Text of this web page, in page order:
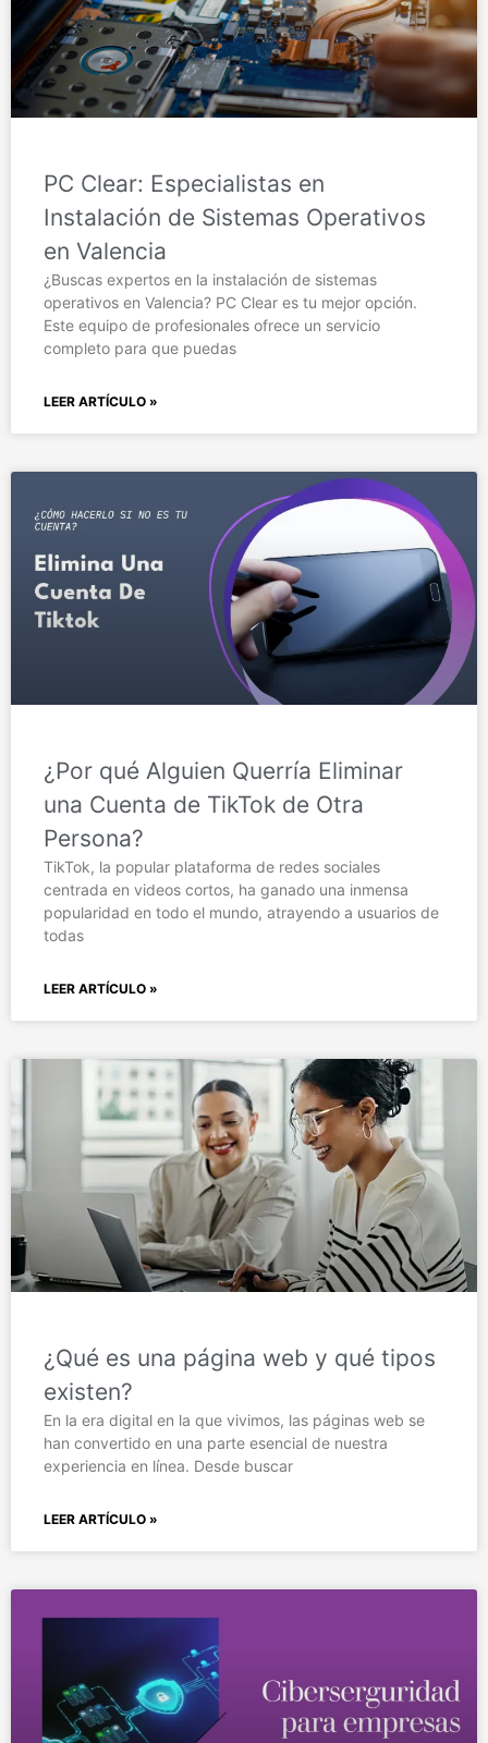
PC Clear: Especialistas en
Instalación de Sistemas Operativos
en Valencia
¿Buscas expertos en la instalación de sistemas
operativos en Valencia? PC Clear es tu mejor opción.
Este equipo de profesionales ofrece un servicio
completo para que puedas
LEER ARTÍCULO »
¿Por qué Alguien Querría Eliminar
una Cuenta de TikTok de Otra
Persona?
TikTok, la popular plataforma de redes sociales
centrada en videos cortos, ha ganado una inmensa
popularidad en todo el mundo, atrayendo a usuarios de
todas
LEER ARTÍCULO »
¿Qué es una página web y qué tipos
existen?
En la era digital en la que vivimos, las páginas web se
han convertido en una parte esencial de nuestra
experiencia en línea. Desde buscar
LEER ARTÍCULO »